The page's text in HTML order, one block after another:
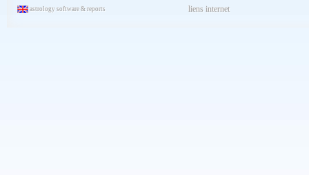
astrology software & reports
liens internet